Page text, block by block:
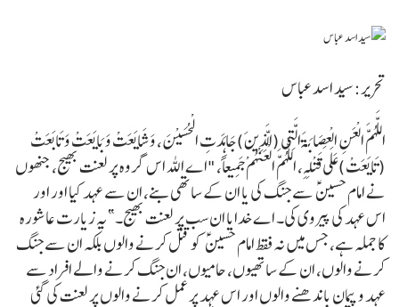
تحریر: سید اسد عباس
اللَّهُمَّ الْعَنِ الْعِصَابَةَ الَّتِي (الَّذِينَ) جَاهَدَتِ الْحُسَيْنَ، وَ شَايَعَتْ وَ بَايَعَتْ وَ تَابَعَتْ
(تَايَعَتْ) عَلَى قَتْلِهِ، اللَّهُمَّ الْعَنْهُمْ جَمِيعاً، "اے اللہ اس گروہ پر لعنت بھیج، جنھوں
نے امام حسین ؑ سے جنگ کی یا ان کے ساتھی بنے، ان سے عہد کیا اور اور
اس عہد کی پیروی کی۔ اے خدایا ان سب پر لعنت بھیج۔” یہ زیارت عاشورہ
کا جملہ ہے، جس میں نہ فقط امام حسین ؑ کو قتل کرنے والوں بلکہ ان سے جنگ
کرنے والوں، ان کے ساتھیوں، حامیوں، ان جنگ کرنے والے افراد سے
عہد و پیمان باندھنے والوں اور اس عہد پر عمل کرنے والوں پر لعنت کی گئی